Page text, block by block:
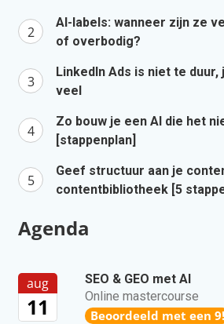
AI-labels: wanneer zijn ze
of overbodig?
LinkedIn Ads is niet te
veel
Zo bouw je een AI die het
[stappenplan]
Geef structuur aan je
contentbibliotheek [5
Agenda
aug
11
SEO & GEO met AI
Online mastercourse
Beoordeeld met een 9!